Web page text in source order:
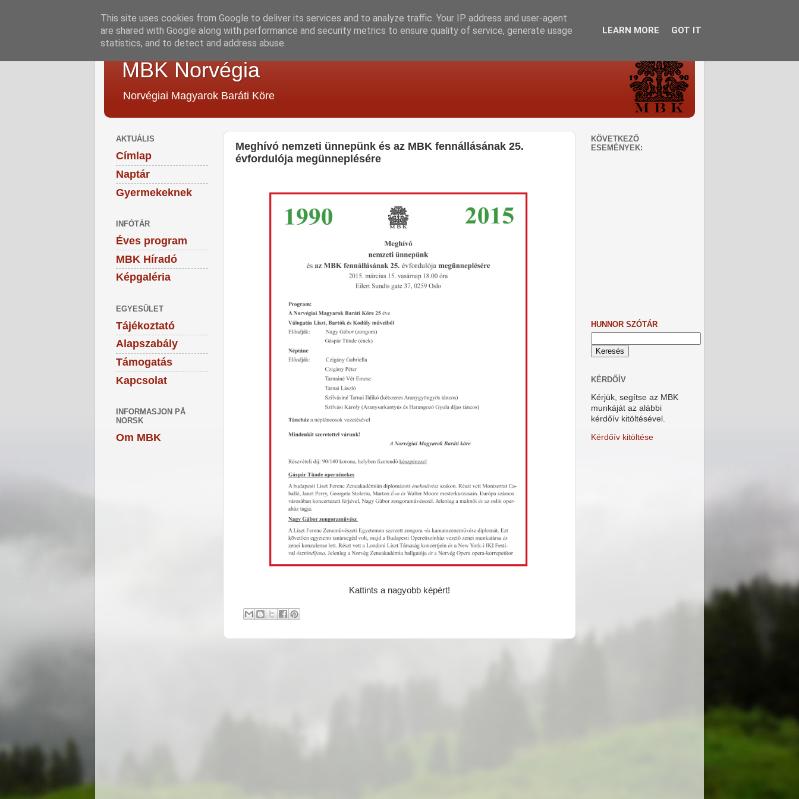
MBK Norvégia
Norvégiai Magyarok Baráti Köre
Meghívó nemzeti ünnepünk és az MBK fennállásának 25.
évfordulója megünneplésére
Kattints a nagyobb képért!
AKTUÁLIS
Címlap
Naptár
Gyermekeknek
INFÓTÁR
Éves program
MBK Híradó
Képgaléria
EGYESÜLET
Tájékoztató
Alapszabály
Támogatás
Kapcsolat
INFORMASJON PÅ
NORSK
Om MBK
KÖVETKEZŐ
ESEMÉNYEK:
HUNNOR SZÓTÁR
KÉRDŐÍV
Kérjük, segítse az MBK
munkáját az alábbi
kérdőív kitöltésével.
Kérdőív kitöltése
This site uses cookies from Google to deliver its services and to analyze traffic. Your IP address and user-agent
are shared with Google along with performance and security metrics to ensure quality of service, generate usage
statistics, and to detect and address abuse.
LEARN MORE GOT IT